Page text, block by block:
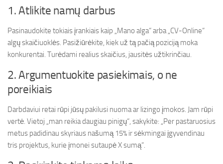
1. Atlikite namų darbus
Pasinaudokite tokiais įrankiais kaip „Mano alga“ arba „CV-Online“
algų skaičiuoklės. Pasižiūrėkite, kiek už tą pačią poziciją moka
konkurentai. Turėdami realius skaičius, jausitės užtikrinčiau.
2. Argumentuokite pasiekimais, o ne
poreikiais
Darbdaviui retai rūpi jūsų pakilusi nuoma ar lizingo įmokos. Jam rūpi
vertė. Vietoj „man reikia daugiau pinigų“, sakykite: „Per pastaruosius
metus padidinau skyriaus našumą 15% ir sėkmingai įgyvendinau
tris projektus, kurie įmonei sutaupė X sumą“.